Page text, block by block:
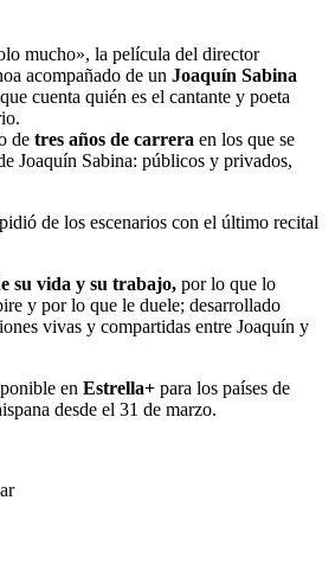
mucho», la película del director
acompañado de un Joaquín Sabina
cuenta quién es el cantante y poeta
de tres años de carrera en los que se
Joaquín Sabina: públicos y privados,
de los escenarios con el último recital
su vida y su trabajo, por lo que lo
y por lo que le duele; desarrollado
vivas y compartidas entre Joaquín y
en Estrella+ para los países de
desde el 31 de marzo.